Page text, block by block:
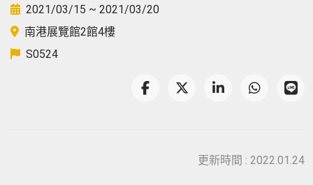
2021/03/15 ~ 2021/03/20
南港展覽館2館4樓
S0524
更新時間 : 2022.01.24